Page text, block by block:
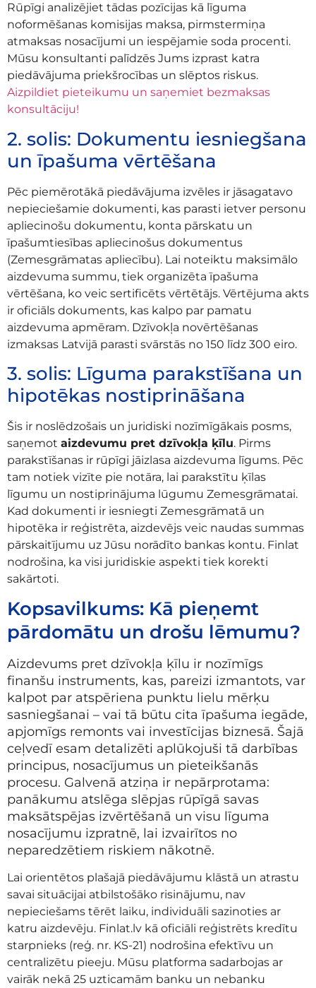
Rūpīgi analizējiet tādas pozīcijas kā līguma
noformēšanas komisijas maksa, pirmstermiņa
atmaksas nosacījumi un iespējamie soda procenti.
Mūsu konsultanti palīdzēs Jums izprast katra
piedāvājuma priekšrocības un slēptos riskus.
Aizpildiet pieteikumu un saņemiet bezmaksas
konsultāciju!
2. solis: Dokumentu iesniegšana
un īpašuma vērtēšana
Pēc piemērotākā piedāvājuma izvēles ir jāsagatavo
nepieciešamie dokumenti, kas parasti ietver personu
apliecinošu dokumentu, konta pārskatu un
īpašumtiesības apliecinošus dokumentus
(Zemesgrāmatas apliecību). Lai noteiktu maksimālo
aizdevuma summu, tiek organizēta īpašuma
vērtēšana, ko veic sertificēts vērtētājs. Vērtējuma akts
ir oficiāls dokuments, kas kalpo par pamatu
aizdevuma apmēram. Dzīvokļa novērtēšanas
izmaksas Latvijā parasti svārstās no 150 līdz 300 eiro.
3. solis: Līguma parakstīšana un
hipotēkas nostiprināšana
Šis ir noslēdzošais un juridiski nozīmīgākais posms,
saņemot aizdevumu pret dzīvokļa ķīlu. Pirms
parakstīšanas ir rūpīgi jāizlasa aizdevuma līgums. Pēc
tam notiek vizīte pie notāra, lai parakstītu ķīlas
līgumu un nostiprinājuma lūgumu Zemesgrāmatai.
Kad dokumenti ir iesniegti Zemesgrāmatā un
hipotēka ir reģistrēta, aizdevējs veic naudas summas
pārskaitījumu uz Jūsu norādīto bankas kontu. Finlat
nodrošina, ka visi juridiskie aspekti tiek korekti
sakārtoti.
Kopsavilkums: Kā pieņemt
pārdomātu un drošu lēmumu?
Aizdevums pret dzīvokļa ķīlu ir nozīmīgs
finanšu instruments, kas, pareizi izmantots, var
kalpot par atspēriena punktu lielu mērķu
sasniegšanai – vai tā būtu cita īpašuma iegāde,
apjomīgs remonts vai investīcijas biznesā. Šajā
ceļvedī esam detalizēti aplūkojuši tā darbības
principus, nosacījumus un pieteikšanās
procesu. Galvenā atziņa ir nepārprotama:
panākumu atslēga slēpjas rūpīgā savas
maksātspējas izvērtēšanā un visu līguma
nosacījumu izpratnē, lai izvairītos no
neparedzētiem riskiem nākotnē.
Lai orientētos plašajā piedāvājumu klāstā un atrastu
savai situācijai atbilstošāko risinājumu, nav
nepieciešams tērēt laiku, individuāli sazinoties ar
katru aizdevēju. Finlat.lv kā oficiāli reģistrēts kredītu
starpnieks (reģ. nr. KS-21) nodrošina efektīvu un
centralizētu pieeju. Mūsu platforma sadarbojas ar
vairāk nekā 25 uzticamām banku un nebanku